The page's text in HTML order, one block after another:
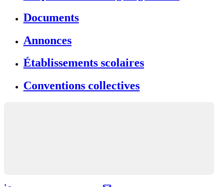
Documents
Annonces
Établissements scolaires
Conventions collectives